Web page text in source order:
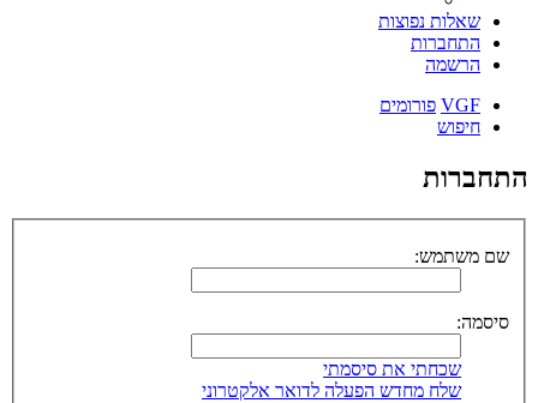
שאלות נפוצות
התחברות
הרשמה
VGF פורומים
חיפוש
התחברות
שם משתמש:
סיסמה:
שכחתי את סיסמתי
שלח מחדש הפעלה לדואר אלקטרוני